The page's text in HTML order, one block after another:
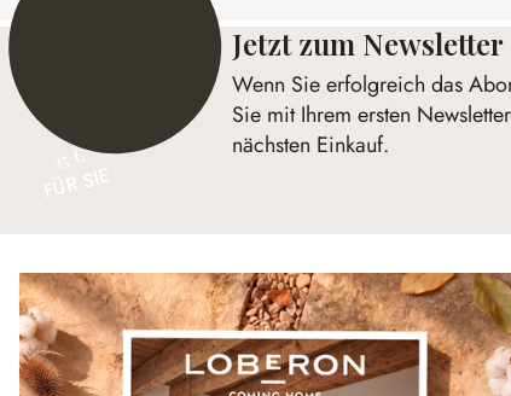
15 €
Jetzt zum
Wenn Sie erfolgreich das
Sie mit Ihrem ersten
nächsten Einkauf.